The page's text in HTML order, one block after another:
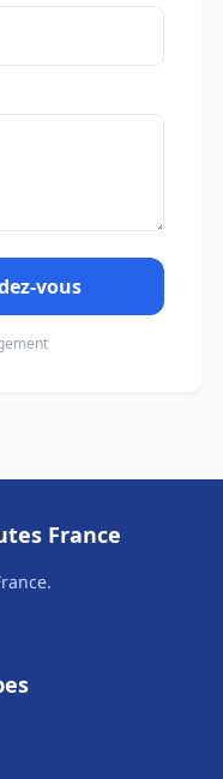
vous
France